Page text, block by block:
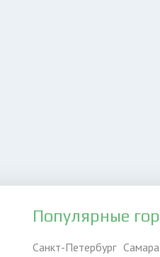
Популярные
Санкт-Петербург Самара